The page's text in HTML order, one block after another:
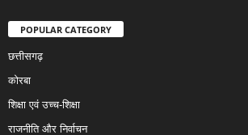
POPULAR CATEGORY
छत्तीसगढ़
कोरबा
शिक्षा एवं उच्च-शिक्षा
राजनीति और निर्वाचन